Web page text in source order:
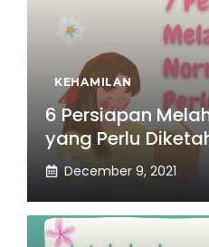
KEHAMILAN
6 Persiapan
yang Perlu
December 9, 2021